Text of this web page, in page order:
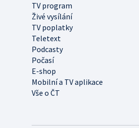
TV program
Živé vysílání
TV poplatky
Teletext
Podcasty
Počasí
E-shop
Mobilní a TV aplikace
Vše o ČT